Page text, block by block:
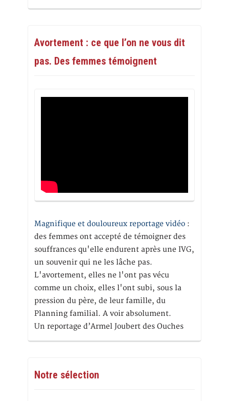
Avortement : ce que l’on ne vous dit
pas. Des femmes témoignent
Magnifique et douloureux reportage vidéo :
des femmes ont accepté de témoigner des
souffrances qu'elle endurent après une IVG,
un souvenir qui ne les lâche pas.
L'avortement, elles ne l'ont pas vécu
comme un choix, elles l'ont subi, sous la
pression du père, de leur famille, du
Planning familial. A voir absolument.
Un reportage d’Armel Joubert des Ouches
Notre sélection